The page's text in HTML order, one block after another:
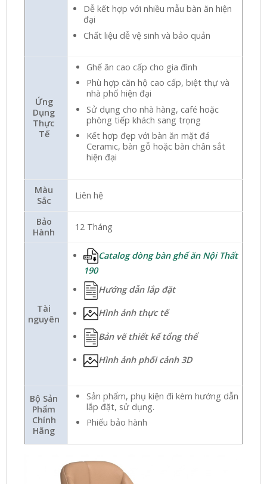
Dễ kết hợp với nhiều mẫu bàn ăn hiện
đại
Chất liệu dễ vệ sinh và bảo quản
Ứng
Dụng
Thực
Tế
Ghế ăn cao cấp cho gia đình
Phù hợp căn hộ cao cấp, biệt thự và
nhà phố hiện đại
Sử dụng cho nhà hàng, café hoặc
phòng tiếp khách sang trọng
Kết hợp đẹp với bàn ăn mặt đá
Ceramic, bàn gỗ hoặc bàn chân sắt
hiện đại
Màu
Sắc
Liên hệ
Bảo
Hành
12 Tháng
Tài
nguyên
Catalog dòng bàn ghế ăn Nội Thất
190
Hướng dẫn lắp đặt
Hình ảnh thực tế
Bản vẽ thiết kế tổng thể
Hình ảnh phối cảnh 3D
Bộ Sản
Phẩm
Chính
Hãng
Sản phẩm, phụ kiện đi kèm hướng dẫn
lắp đặt, sử dụng.
Phiếu bảo hành